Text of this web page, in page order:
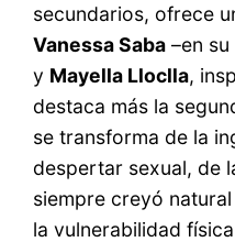
secundarios, ofrece
Vanessa Saba –en
y Mayella Lloclla,
destaca más la
se transforma de la
despertar sexual, de
siempre creyó
la vulnerabilidad